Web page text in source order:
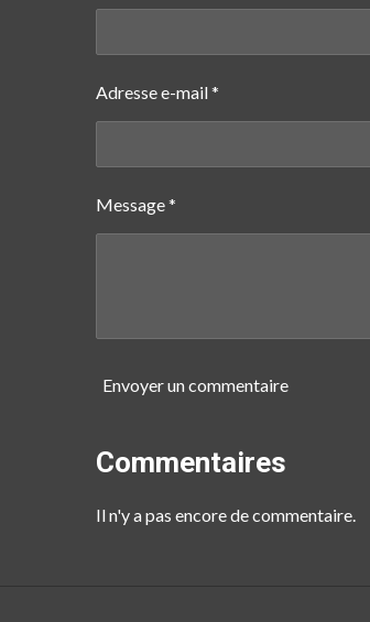
Adresse e-mail *
Message *
Envoyer un commentaire
Commentaires
Il n'y a pas encore de commentaire.